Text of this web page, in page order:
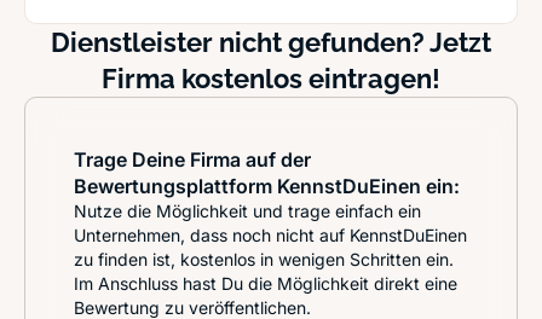
Dienstleister nicht gefunden? Jetzt
Firma kostenlos eintragen!
Trage Deine Firma auf der
Bewertungsplattform KennstDuEinen ein:
Nutze die Möglichkeit und trage einfach ein
Unternehmen, dass noch nicht auf KennstDuEinen
zu finden ist, kostenlos in wenigen Schritten ein.
Im Anschluss hast Du die Möglichkeit direkt eine
Bewertung zu veröffentlichen.